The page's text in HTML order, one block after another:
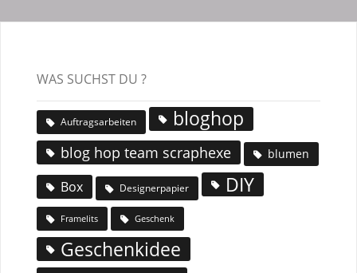
WAS SUCHST DU ?
Auftragsarbeiten bloghop
blog hop team scraphexe blumen
Box Designerpapier DIY
Framelits Geschenk
Geschenkidee